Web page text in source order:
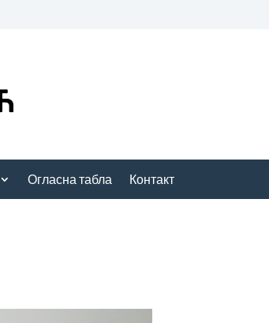
Огласна табла Контакт